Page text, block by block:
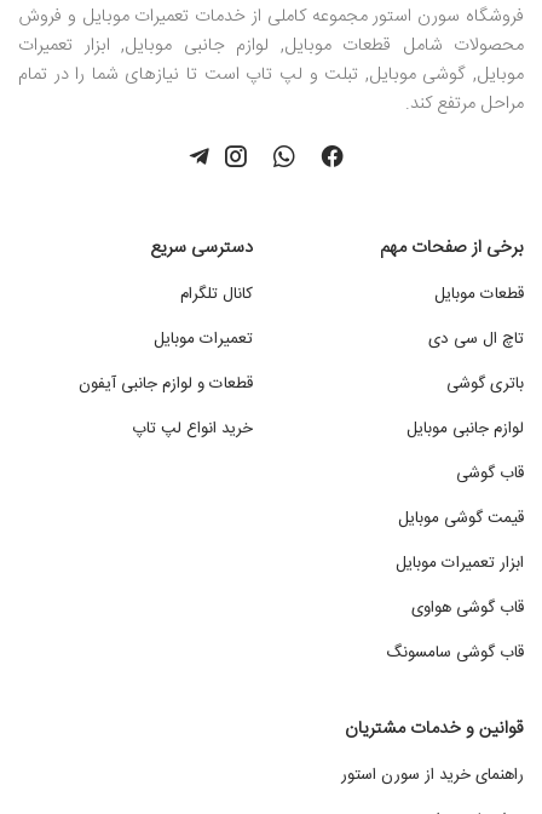
فروشگاه سورن استور مجموعه کاملی از خدمات تعمیرات موبایل و فروش
محصولات شامل قطعات موبایل, لوازم جانبی موبایل, ابزار تعمیرات
موبایل, گوشی موبایل, تبلت و لپ تاپ است تا نیازهای شما را در تمام
مراحل مرتفع کند.
برخی از صفحات مهم
قطعات موبایل
تاچ ال سی دی
باتری گوشی
لوازم جانبی موبایل
قاب گوشی
قیمت گوشی موبایل
ابزار تعمیرات موبایل
قاب گوشی هواوی
قاب گوشی سامسونگ
دسترسی سریع
کانال تلگرام
تعمیرات موبایل
قطعات و لوازم جانبی آیفون
خرید انواع لپ تاپ
قوانین و خدمات مشتریان
راهنمای خرید از سورن استور